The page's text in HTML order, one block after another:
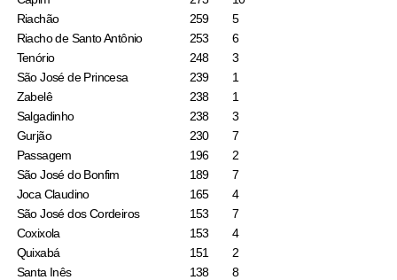
Riachão
259
5
Riacho de Santo Antônio
253
6
Tenório
248
3
São José de Princesa
239
1
Zabelê
238
1
Salgadinho
238
3
Gurjão
230
7
Passagem
196
2
São José do Bonfim
189
7
Joca Claudino
165
4
São José dos Cordeiros
153
7
Coxixola
153
4
Quixabá
151
2
Santa Inês
138
8